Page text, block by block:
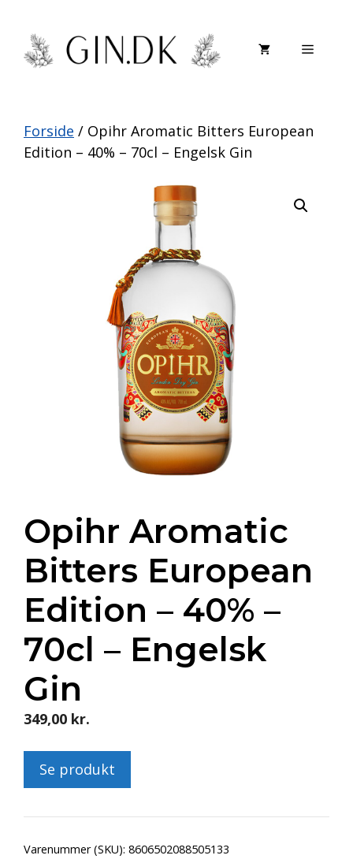
indhold
Menu
Forside / Opihr Aromatic Bitters European
Edition – 40% – 70cl – Engelsk Gin
Opihr Aromatic
Bitters European
Edition – 40% –
70cl – Engelsk
Gin
349,00 kr.
Se produkt
Varenummer (SKU): 8606502088505133